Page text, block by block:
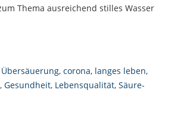
Thema ausreichend stilles Wasser
Übersäuerung, corona, langes leben,
, Gesundheit, Lebensqualität, Säure-